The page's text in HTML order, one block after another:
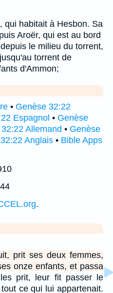
qui habitait à Hesbon. Sa
Aroër, qui est au bord
le milieu du torrent,
torrent de
d'Ammon;
• Genèse 32:22
Espagnol • Genèse
Allemand • Genèse
Anglais • Bible Apps
.
prit ses deux femmes,
onze enfants, et passa
prit, leur fit passer le
ce qui lui appartenait.